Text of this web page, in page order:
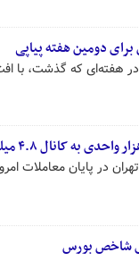
دومین هفته پیاپی
افت ۰.۲ درصدی، برای دومین هفته پیاپی منفی
امروز با رشد بیش از ۵۸ هزار واحدی،